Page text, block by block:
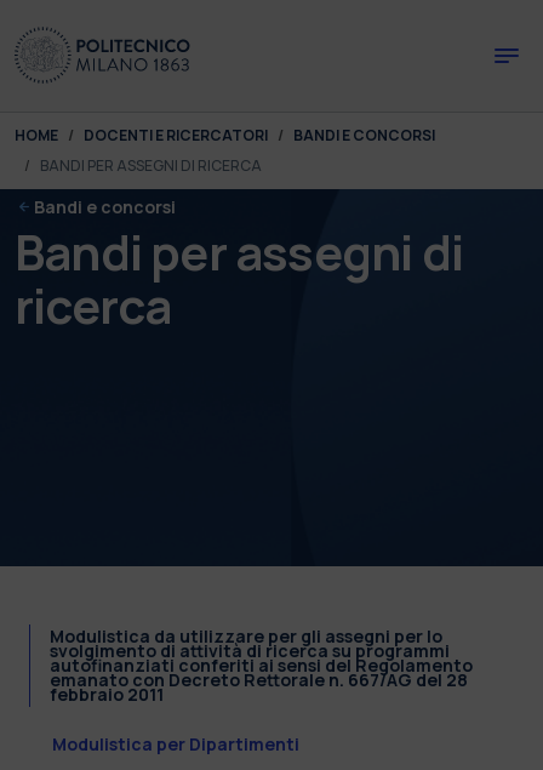
You are here:
HOME DOCENTI E RICERCATORI
BANDI E CONCORSI
BANDI PER ASSEGNI DI RICERCA
Bandi e concorsi
Bandi per assegni di
ricerca
Modulistica da utilizzare per gli assegni per lo
svolgimento di attività di ricerca su programmi
autofinanziati conferiti ai sensi del Regolamento
emanato con Decreto Rettorale n. 667/AG del 28
febbraio 2011
Modulistica per Dipartimenti